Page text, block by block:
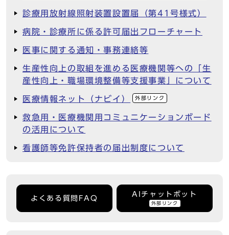
診療用放射線照射装置設置届（第41号様式）
病院・診療所に係る許可届出フローチャート
医事に関する通知・事務連絡等
生産性向上の取組を進める医療機関等への「生
産性向上・職場環境整備等支援事業」について
医療情報ネット（ナビイ） 外部リンク
救急用・医療機関用コミュニケーションボード
の活用について
看護師等免許保持者の届出制度について
よくある質問FAQ
AIチャットボット
外部リンク